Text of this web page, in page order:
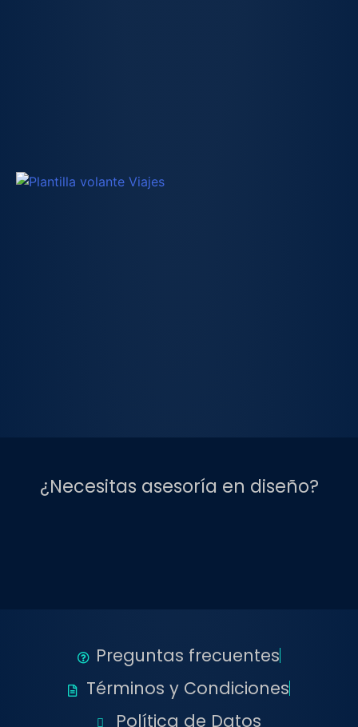
¿Necesitas asesoría en diseño?
Preguntas frecuentes
Términos y Condiciones
Política de Datos